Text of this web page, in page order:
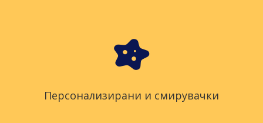

Персонализирани и смирувачки